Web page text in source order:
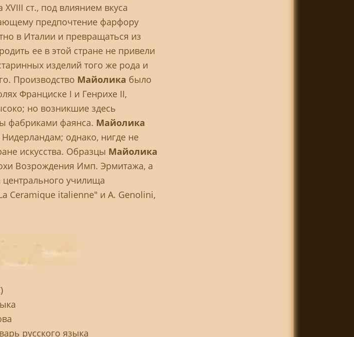
ст., под влиянием вкуса
предпочтение фарфору
в Италии и превращаться из
ее в этой стране не привели
изделий того же рода и
Производство Майолика было
Франциске I и Генрихе II,
но возникшие здесь
фабриками фаянса. Майолика
однако, нигде не
искусства. Образцы Майолика
Возрождения Имп. Эрмитажа, а
училища
Ceramique italienne" и A. Genolini,
русского языка